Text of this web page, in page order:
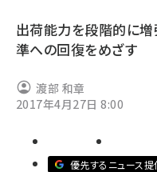
yahoo (1898)
ecbeing (1205)
base (1070)
出荷能力を段階的に増
準への回復をめざす
渡部 和章
2017年4月27日 8:00
優先するニュース